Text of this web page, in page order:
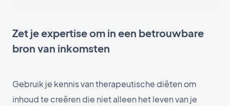
Zet je expertise om in een betrouwbare
bron van inkomsten
Gebruik je kennis van therapeutische diëten om
inhoud te creëren die niet alleen het leven van je